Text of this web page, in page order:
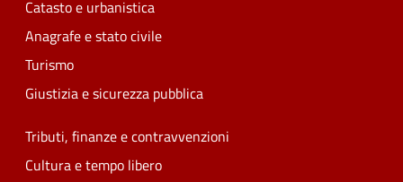
Catasto e urbanistica
Anagrafe e stato civile
Turismo
Giustizia e sicurezza pubblica
Tributi, finanze e contravvenzioni
Cultura e tempo libero